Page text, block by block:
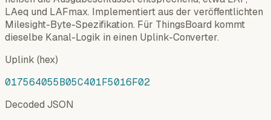
LAeq und LAFmax. Implementiert aus der veröffentlichten
Milesight-Byte-Spezifikation. Für ThingsBoard kommt
dieselbe Kanal-Logik in einen Uplink-Converter.
Uplink (hex)
017564055B05C401F5016F02
Decoded JSON